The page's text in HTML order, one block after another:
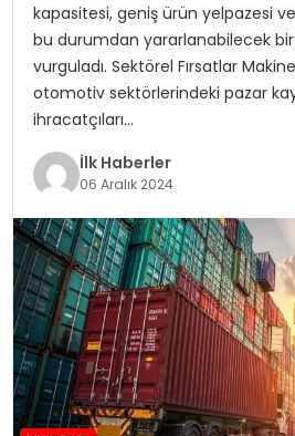
TEKNOLOJI
YAŞAM
kapasitesi, geniş ürün yelpazesi
bu durumdan yararlanabilecek
vurguladı. Sektörel Fırsatlar
otomotiv sektörlerindeki pazar
ihracatçıları…
İlk Haberler
06 Aralık 2024